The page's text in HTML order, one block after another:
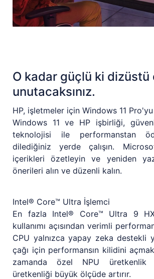
O kadar güçlü ki dizüstü
unutacaksınız.
HP, işletmeler için Windows 11
Windows 11 ve HP işbirliği,
teknolojisi ile performanstan
dilediğiniz yerde çalışın.
içerikleri özetleyin ve yeniden
önerileri alın ve düzenli kalın.
Intel® Core™ Ultra İşlemci
En fazla Intel® Core™ Ultra 9
kullanımı açısından verimli
CPU yalnızca yapay zeka destekli
çağı için performansın kilidini
zamanda özel NPU üretkenlik
üretkenliği büyük ölçüde artırır.